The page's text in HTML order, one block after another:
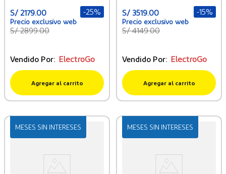
S/ 2179.00 -25%
S/ 2899.00
Vendido Por: ElectroGo
Agregar al carrito
S/ 3519.00 -15%
S/ 4149.00
Vendido Por: ElectroGo
Agregar al carrito
MESES SIN INTERESES MESES SIN INTERESES